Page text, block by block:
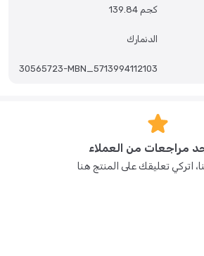
139.84 كجم
الدنمارك
30565723-MBN_5713994112103
مراجعات من العملاء
اتركي تعليقك على المنتج هنا